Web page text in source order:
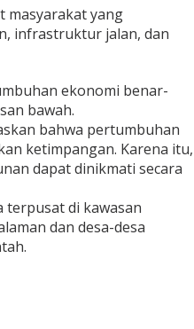
masyarakat yang
infrastruktur jalan, dan
ekonomi benar-
bawah.
bahwa pertumbuhan
ketimpangan. Karena itu,
dapat dinikmati secara
terpusat di kawasan
dan desa-desa